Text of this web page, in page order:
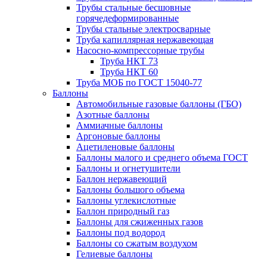
Трубы стальные бесшовные
горячедеформированные
Трубы стальные электросварные
Труба капиллярная нержавеющая
Насосно-компрессорные трубы
Труба НКТ 73
Труба НКТ 60
Труба МОБ по ГОСТ 15040-77
Баллоны
Автомобильные газовые баллоны (ГБО)
Азотные баллоны
Аммиачные баллоны
Аргоновые баллоны
Ацетиленовые баллоны
Баллоны малого и среднего объема ГОСТ
Баллоны и огнетушители
Баллон нержавеющий
Баллоны большого объема
Баллоны углекислотные
Баллон природный газ
Баллоны для сжиженных газов
Баллоны под водород
Баллоны со сжатым воздухом
Гелиевые баллоны